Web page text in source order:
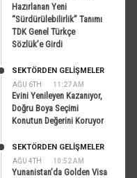
Hazırlanan Yeni
“Sürdürülebilirlik” Tanımı
TDK Genel Türkçe
Sözlük’e Girdi
AĞU 6TH 11:27 AM
SEKTÖRDEN GELIŞMELER
Evini Yenileyen Kazanıyor,
Doğru Boya Seçimi
Konutun Değerini Koruyor
AĞU 4TH 10:52 AM
SEKTÖRDEN GELIŞMELER
Yunanistan’da Golden Visa